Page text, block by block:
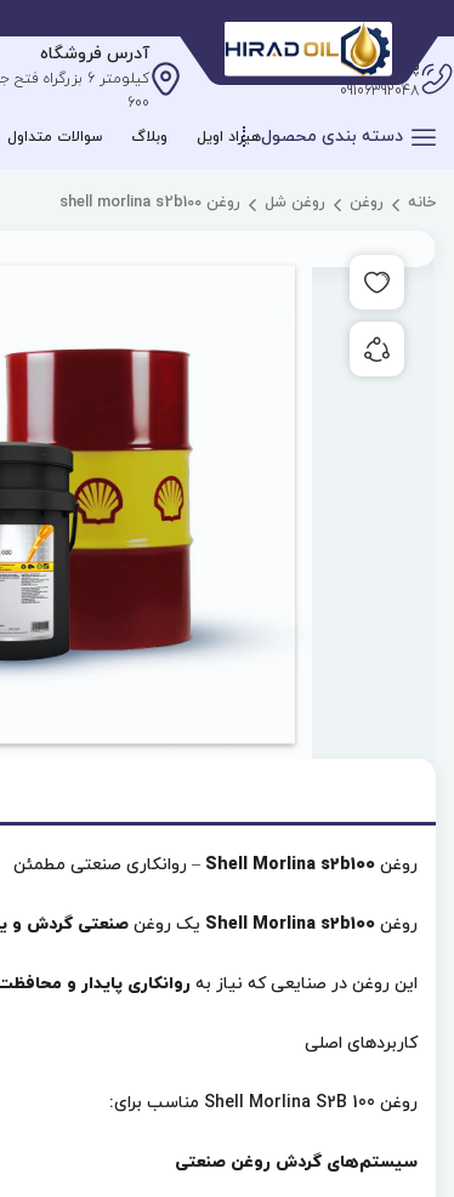
پشتیبانی آنلاین
09106392048
آدرس فروشگاه
600
دسته بندی محصولهیراد اویل وبلاگ سوالات متداول
خانه روغن روغن شل روغن shell morlina s2b100
به اشتراک گذاری محصول
روغن Shell Morlina s2b100 – روانکاری صنعتی مطمئن
روغن Shell Morlina s2b100 یک روغن صنعتی گردش و
این روغن در صنایعی که نیاز به روانکاری پایدار و
کاربردهای اصلی
روغن Shell Morlina S2B 100 مناسب برای:
سیستم‌های گردش روغن صنعتی